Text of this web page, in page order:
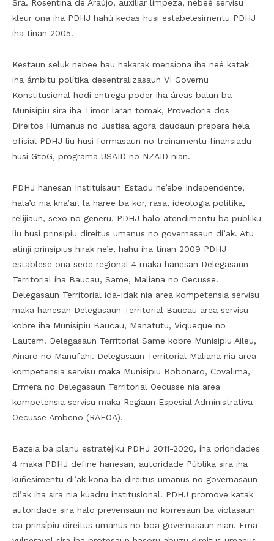
Sra. Rosentina de Araújo, auxiliar limpeza, nebeé servisu
kleur ona iha PDHJ hahú kedas husi estabelesimentu PDHJ
iha tinan 2005.
Kestaun seluk nebeé hau hakarak mensiona iha neé katak
iha ámbitu polítika desentralizasaun VI Governu
Konstitusional hodi entrega poder iha áreas balun ba
Munisípiu sira iha Timor laran tomak, Provedoria dos
Direitos Humanus no Justisa agora daudaun prepara hela
ofisial PDHJ liu husi formasaun no treinamentu finansiadu
husi GtoG, programa USAID no NZAID nian.
PDHJ hanesan Instituisaun Estadu ne’ebe Independente,
hala’o nia kna’ar, la haree ba kor, rasa, ideologia politika,
relijiaun, sexo no generu. PDHJ halo atendimentu ba publiku
liu husi prinsipiu direitus umanus no governasaun di’ak. Atu
atinji prinsipius hirak ne’e, hahu iha tinan 2009 PDHJ
establese ona sede regional 4 maka hanesan Delegasaun
Territorial iha Baucau, Same, Maliana no Oecusse.
Delegasaun Territorial ida-idak nia area kompetensia servisu
maka hanesan Delegasaun Territorial Baucau area servisu
kobre iha Munisipiu Baucau, Manatutu, Viqueque no
Lautem. Delegasaun Territorial Same kobre Munisipiu Aileu,
Ainaro no Manufahi. Delegasaun Territorial Maliana nia area
kompetensia servisu maka Munisipiu Bobonaro, Covalima,
Ermera no Delegasaun Territorial Oecusse nia area
kompetensia servisu maka Regiaun Espesial Administrativa
Oecusse Ambeno (RAEOA).
Bazeia ba planu estratéjiku PDHJ 2011-2020, iha prioridades
4 maka PDHJ define hanesan, autoridade Públika sira iha
kuñesimentu di’ak kona ba direitus umanus no governasaun
di’ak iha sira nia kuadru institusional. PDHJ promove katak
autoridade sira halo prevensaun no korresaun ba violasaun
ba prinsípiu direitus umanus no boa governasaun nian. Ema